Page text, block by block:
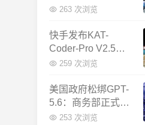
幕：多项重磅成果
球AI合作新中心
263 次浏览
快手发布KAT-
Coder-Pro V2.5：
首个能端到端跑通
编程模型
259 次浏览
美国政府松绑GPT-
5.6：商务部正式放
行，OpenAI本周全
253 次浏览